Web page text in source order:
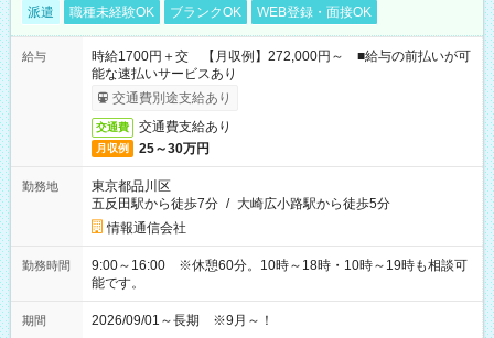
派遣 職種未経験OK ブランクOK WEB登録・面接OK
給与
時給1700円＋交 【月収例】272,000円～ ■給与の前払いが可
能な速払いサービスあり
交通費別途支給あり
交通費 交通費支給あり
月収例 25～30万円
勤務地
東京都品川区
五反田駅から徒歩7分 / 大崎広小路駅から徒歩5分
情報通信会社
勤務時間
9:00～16:00 ※休憩60分。10時～18時・10時～19時も相談可
能です。
期間 2026/09/01～長期 ※9月～！